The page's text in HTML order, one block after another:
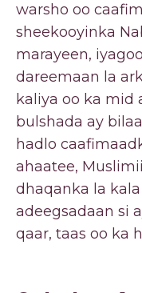
warsho oo
sheekooyinka
marayeen,
dareemaan la
kaliya oo ka mid
bulshada ay
hadlo
ahaatee,
dhaqanka la
adeegsadaan si
qaar, taas oo ka